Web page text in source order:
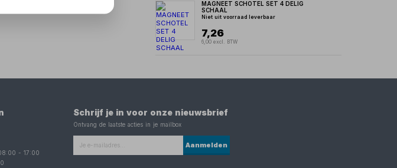
MAGNEET SCHOTEL SET 4 DELIG
SCHAAL
Niet uit voorraad leverbaar
7,26
6,00 excl. BTW
-17:00
Schrijf je in voor onze nieuwsbrief
Ontvang de laatste acties in je mailbox
Aanmelden